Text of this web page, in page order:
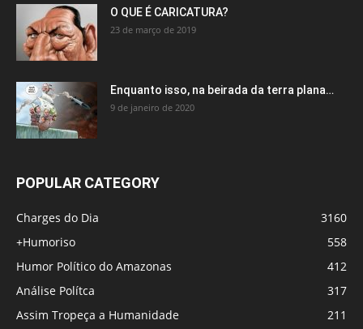
O QUE É CARICATURA?
23 de março de 2019
Enquanto isso, na beirada da terra plana…
9 de janeiro de 2020
POPULAR CATEGORY
Charges do Dia
3160
+Humoriso
558
Humor Político do Amazonas
412
Análise Polítca
317
Assim Tropeça a Humanidade
211